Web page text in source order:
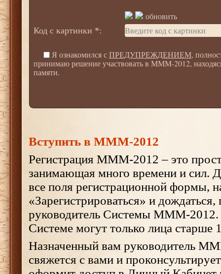
Вступить в МММ-2012
Регистрация МММ-2012 – это
занимающая много времени и сил.
все поля регистрационной формы,
«Зарегистрироваться» и
руководитель Системы МММ-2012.
Системе могут только лица старше
Назначенный вам руководитель
свяжется с вами и